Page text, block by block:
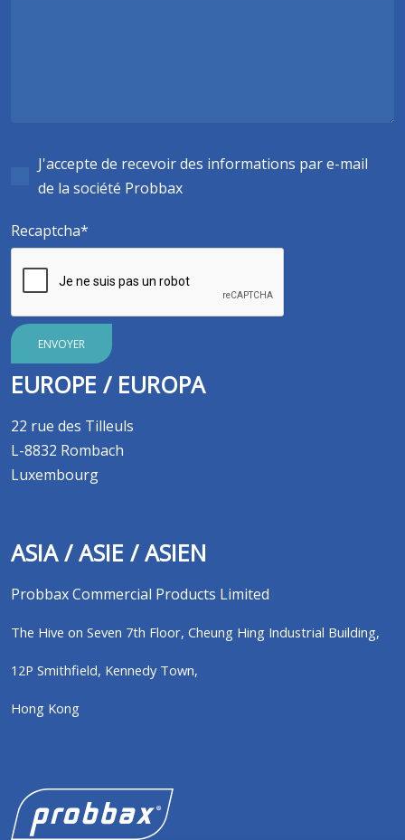
J'accepte de recevoir des informations par e-mail
de la société Probbax
Recaptcha
ENVOYER
EUROPE / EUROPA
22 rue des Tilleuls
L-8832 Rombach
Luxembourg
ASIA / ASIE / ASIEN
Probbax Commercial Products Limited
The Hive on Seven 7th Floor, Cheung Hing Industrial Building,
12P Smithfield, Kennedy Town,
Hong Kong